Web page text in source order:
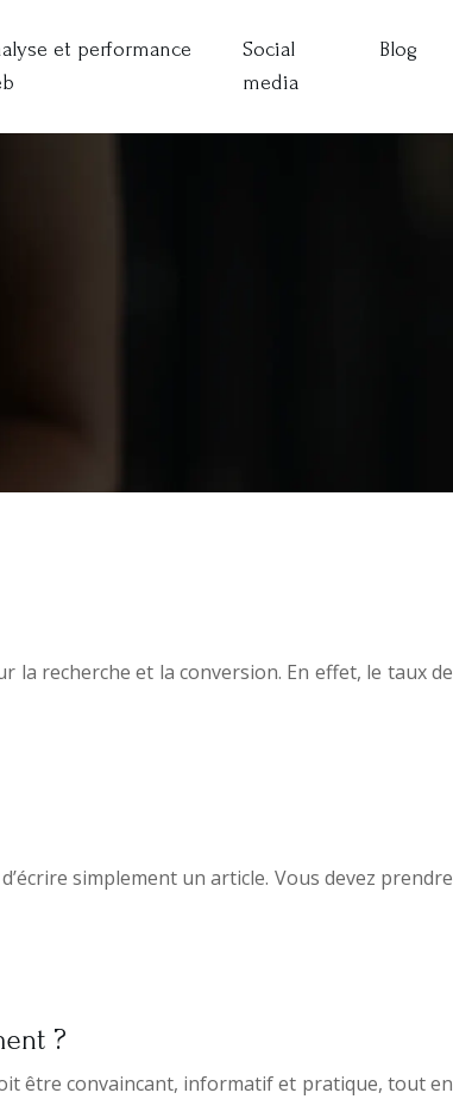
et performance
Social
media
Blog
recherche et la conversion. En effet, le taux de
simplement un article. Vous devez prendre
?
être convaincant, informatif et pratique, tout en